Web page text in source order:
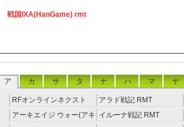
戦国IXA(HanGame) rmt
ア カ サ タ ナ ハ マ ヤ
RFオンラインネクスト
RMT
アラド戦記 RMT
アーキエイジ ウォー(アキ イルーナ戦記 RMT